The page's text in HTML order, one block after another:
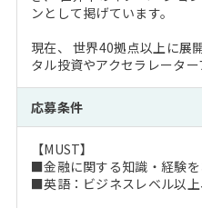
ンとして掲げています。
現在、 世界40拠点以上に展
タル投資やアクセラレータ
応募条件
【MUST】
■金融に関する知識・経験
■英語：ビジネスレベル以